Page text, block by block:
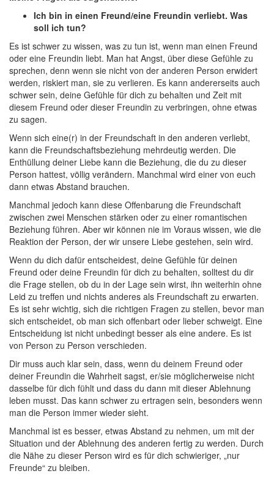
Ich bin in einen Freund/eine Freundin verliebt. Was
soll ich tun?
Es ist schwer zu wissen, was zu tun ist, wenn man einen Freund
oder eine Freundin liebt. Man hat Angst, über diese Gefühle zu
sprechen, denn wenn sie nicht von der anderen Person erwidert
werden, riskiert man, sie zu verlieren. Es kann andererseits auch
schwer sein, deine Gefühle für dich zu behalten und Zeit mit
diesem Freund oder dieser Freundin zu verbringen, ohne etwas
zu sagen.
Wenn sich eine(r) in der Freundschaft in den anderen verliebt,
kann die Freundschaftsbeziehung mehrdeutig werden. Die
Enthüllung deiner Liebe kann die Beziehung, die du zu dieser
Person hattest, völlig verändern. Manchmal wird einer von euch
dann etwas Abstand brauchen.
Manchmal jedoch kann diese Offenbarung die Freundschaft
zwischen zwei Menschen stärken oder zu einer romantischen
Beziehung führen. Aber wir können nie im Voraus wissen, wie die
Reaktion der Person, der wir unsere Liebe gestehen, sein wird.
Wenn du dich dafür entscheidest, deine Gefühle für deinen
Freund oder deine Freundin für dich zu behalten, solltest du dir
die Frage stellen, ob du in der Lage sein wirst, ihn weiterhin ohne
Leid zu treffen und nichts anderes als Freundschaft zu erwarten.
Es ist sehr wichtig, sich die richtigen Fragen zu stellen, bevor man
sich entscheidet, ob man sich offenbart oder lieber schweigt. Eine
Entscheidung ist nicht unbedingt besser als eine andere. Es ist
von Person zu Person verschieden.
Dir muss auch klar sein, dass, wenn du deinem Freund oder
deiner Freundin die Wahrheit sagst, er/sie möglicherweise nicht
dasselbe für dich fühlt und dass du dann mit dieser Ablehnung
leben musst. Das kann schwer zu ertragen sein, besonders wenn
man die Person immer wieder sieht.
Manchmal ist es besser, etwas Abstand zu nehmen, um mit der
Situation und der Ablehnung des anderen fertig zu werden. Durch
die Nähe zu dieser Person wird es für dich schwieriger, „nur
Freunde“ zu bleiben.